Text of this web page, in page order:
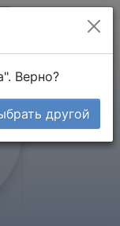
Верно?
другой